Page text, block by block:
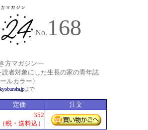
No. 168
方マガジン―
者対象にした生長の家の青年誌
ルカラー〉
まで
定価
注文
352
（税・送料込）